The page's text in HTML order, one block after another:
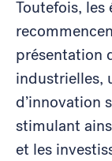
Toutefois, les
présentation
industrielles,
d’innovation
stimulant
et les